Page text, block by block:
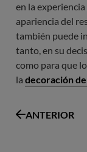
en la
apariencia del
también puede
tanto, en su
como para que
la decoración
ANTERIOR